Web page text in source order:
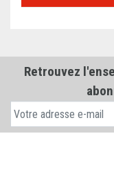
Retrouvez